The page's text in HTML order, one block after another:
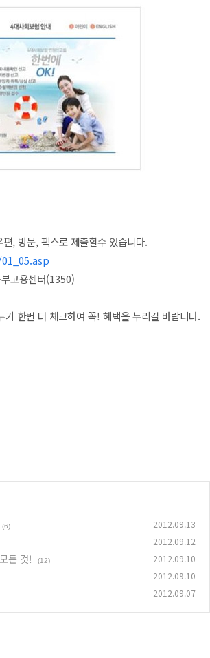
, 방문, 팩스로 제출할수 있습니다.
고용센터(1350)
한번 더 체크하여 꼭! 혜택을 누리길 바랍니다.
(6) 2012.09.13
2012.09.12
든 것! (12) 2012.09.10
2012.09.10
2012.09.07